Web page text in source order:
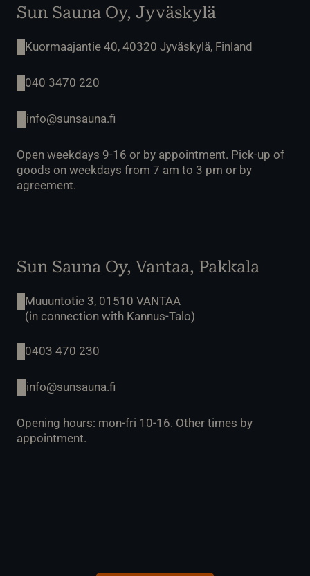
Sun Sauna Oy, Jyväskylä
Kuormaajantie 40, 40320 Jyväskylä, Finland
040 3470 220
info@sunsauna.fi
Open weekdays 9-16 or by appointment. Pick-up of
goods on weekdays from 7 am to 3 pm or by
agreement.
Sun Sauna Oy, Vantaa, Pakkala
Muuuntotie 3, 01510 VANTAA
(in connection with Kannus-Talo)
0403 470 230
info@sunsauna.fi
Opening hours: mon-fri 10-16. Other times by
appointment.